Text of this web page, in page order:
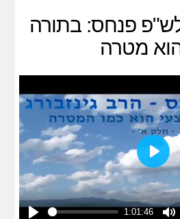
פנחס: בתורה
מטרה
1:01:46
Play